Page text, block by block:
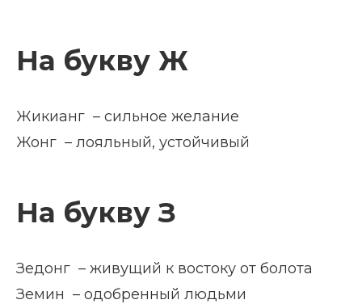
На букву Ж
Жикианг – сильное желание
Жонг – лояльный, устойчивый
На букву З
Зедонг – живущий к востоку от болота
Земин – одобренный людьми